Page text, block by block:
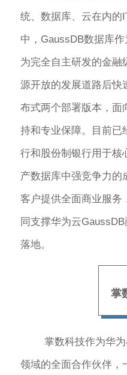
统、数据库、云在内的
中，GaussDB数据库
为完全自主研发的金融
源开放的发展道路后快
布式两个部署版本，面
持和专业保障。目前已
行和股份制银行用于核
产数据库中强竞争力的
客户提供全面商业服务
同支撑华为云
落地。
掌
掌数科技作为华为
领域的全面合作伙伴，